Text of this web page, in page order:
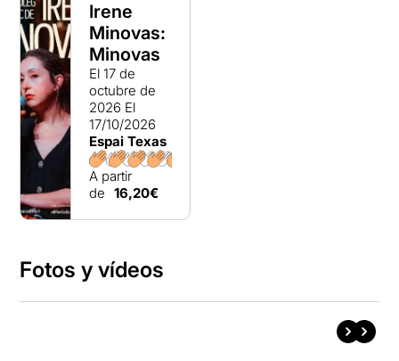
Irene
Minovas:
Minovas
El 17 de
octubre de
2026 El
17/10/2026
Espai Texas
A partir
de 16,20€
Fotos y vídeos